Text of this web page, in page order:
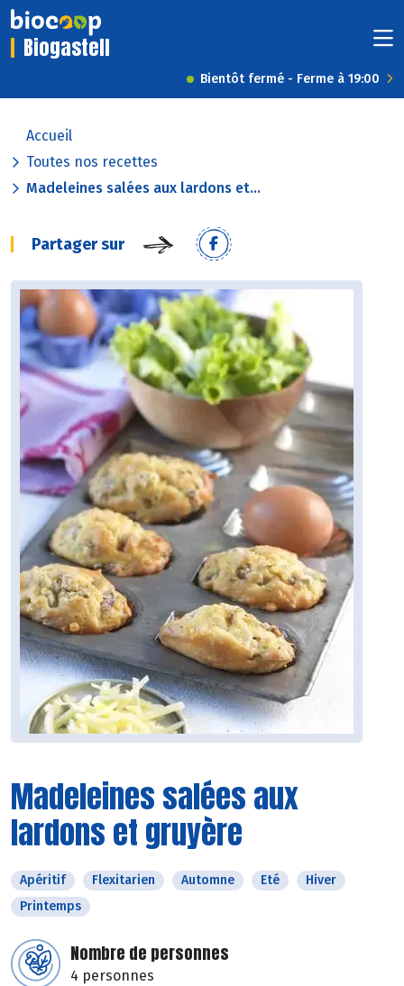
Biogastell
Bientôt fermé - Ferme à 19:00
Accueil
Toutes nos recettes
Madeleines salées aux lardons et...
Partager sur
Madeleines salées aux
lardons et gruyère
Apéritif Flexitarien Automne Eté
Hiver
Printemps
Nombre de personnes
4 personnes